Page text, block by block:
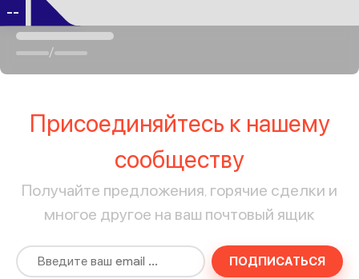
--
/
Присоединяйтесь к нашему
сообществу
Получайте предложения, горячие сделки и
многое другое на ваш почтовый ящик
ПОДПИСАТЬСЯ